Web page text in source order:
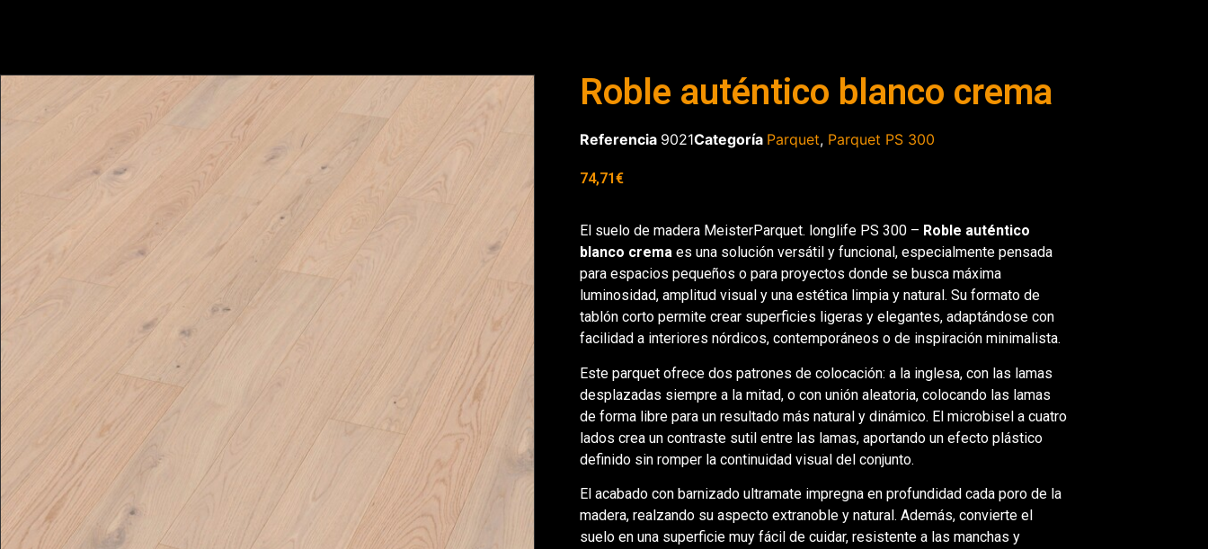
Roble auténtico blanco crema
Referencia 9021Categoría Parquet, Parquet PS 300
74,71€
El suelo de madera MeisterParquet. longlife PS 300 – Roble auténtico
blanco crema es una solución versátil y funcional, especialmente pensada
para espacios pequeños o para proyectos donde se busca máxima
luminosidad, amplitud visual y una estética limpia y natural. Su formato de
tablón corto permite crear superficies ligeras y elegantes, adaptándose con
facilidad a interiores nórdicos, contemporáneos o de inspiración minimalista.
Este parquet ofrece dos patrones de colocación: a la inglesa, con las lamas
desplazadas siempre a la mitad, o con unión aleatoria, colocando las lamas
de forma libre para un resultado más natural y dinámico. El microbisel a cuatro
lados crea un contraste sutil entre las lamas, aportando un efecto plástico
definido sin romper la continuidad visual del conjunto.
El acabado con barnizado ultramate impregna en profundidad cada poro de la
madera, realzando su aspecto extranoble y natural. Además, convierte el
suelo en una superficie muy fácil de cuidar, resistente a las manchas y